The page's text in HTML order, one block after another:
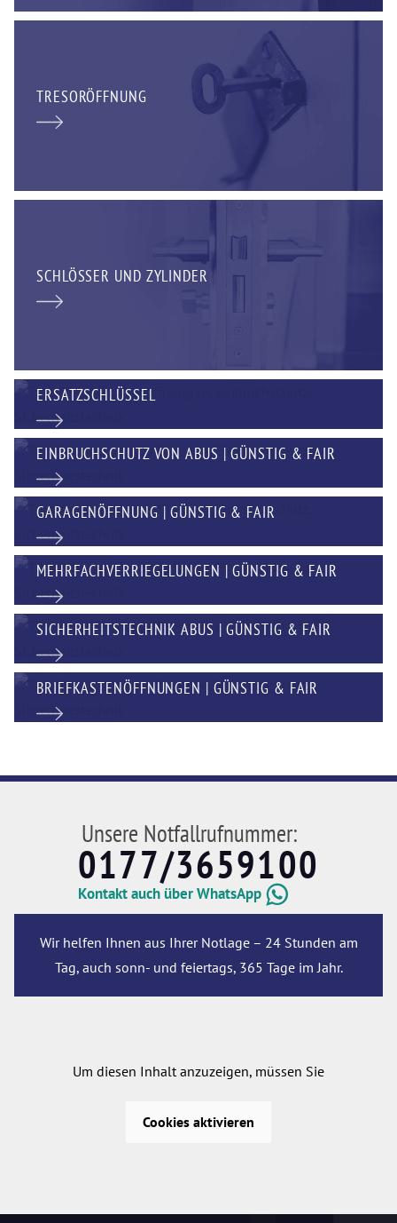
TRESORÖFFNUNG
SCHLÖSSER UND ZYLINDER
ERSATZSCHLÜSSEL
EINBRUCHSCHUTZ VON ABUS | GÜNSTIG & FAIR
GARAGENÖFFNUNG | GÜNSTIG & FAIR
MEHRFACHVERRIEGELUNGEN | GÜNSTIG & FAIR
SICHERHEITSTECHNIK ABUS | GÜNSTIG & FAIR
BRIEFKASTENÖFFNUNGEN | GÜNSTIG & FAIR
Unsere Notfallrufnummer:
0177/3659100
Kontakt auch über WhatsApp
Wir helfen Ihnen aus Ihrer Notlage – 24 Stunden am
Tag, auch sonn- und feiertags, 365 Tage im Jahr.
Um diesen Inhalt anzuzeigen, müssen Sie
Cookies aktivieren